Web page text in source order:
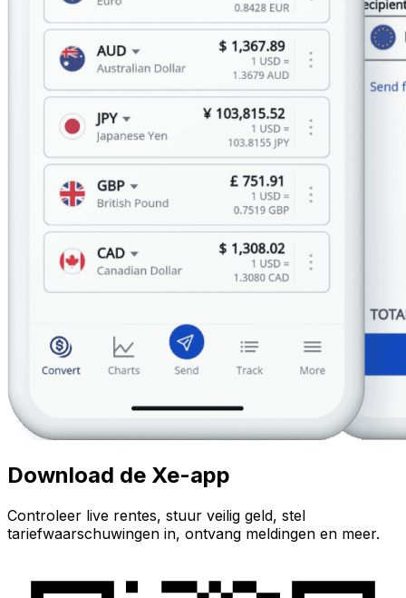
Download de Xe-app
Controleer live rentes, stuur veilig geld, stel
tariefwaarschuwingen in, ontvang meldingen en meer.